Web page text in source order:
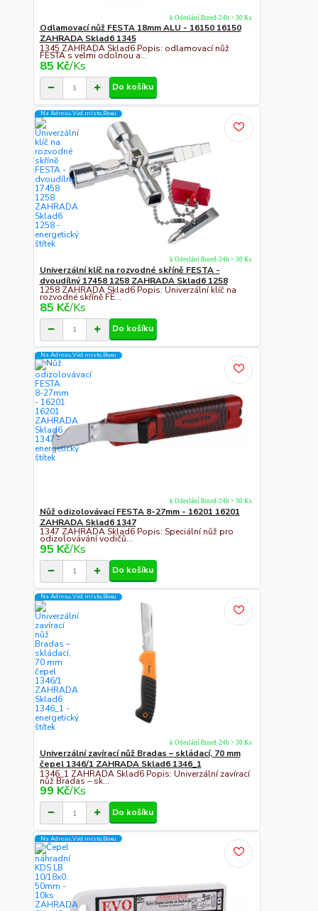
Odlamovací nůž FESTA 18mm ALU - 16150 16150
ZAHRADA Sklad6 1345
1345 ZAHRADA Sklad6 Popis: odlamovací nůž
FESTA s velmi odolnou a...
85 Kč/Ks
k Odeslání Ihned-24h > 30 Ks
Do košíku
Na Adresu,Výd.místo,Boxu
Univerzální klíč na rozvodné skříně FESTA -
dvoudílný 17458 1258 ZAHRADA Sklad6 1258
1258 ZAHRADA Sklad6 Popis: Univerzální klíč na
rozvodné skříně FE...
85 Kč/Ks
k Odeslání Ihned-24h > 30 Ks
Do košíku
Na Adresu,Výd.místo,Boxu
Nůž odizolovávací FESTA 8-27mm - 16201 16201
ZAHRADA Sklad6 1347
1347 ZAHRADA Sklad6 Popis: Speciální nůž pro
odizolovávání vodičů...
95 Kč/Ks
k Odeslání Ihned-24h > 30 Ks
Do košíku
Na Adresu,Výd.místo,Boxu
Univerzální zavírací nůž Bradas – skládací, 70 mm
čepel 1346/1 ZAHRADA Sklad6 1346_1
1346_1 ZAHRADA Sklad6 Popis: Univerzální zavírací
nůž Bradas – sk...
99 Kč/Ks
k Odeslání Ihned-24h > 30 Ks
Do košíku
Na Adresu,Výd.místo,Boxu